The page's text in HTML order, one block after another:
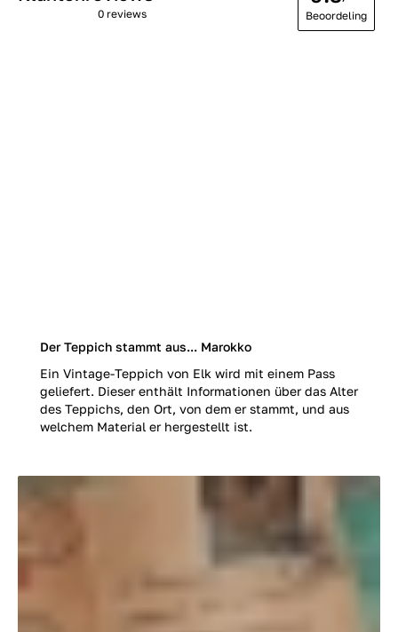
Der Teppich stammt aus... Marokko
Ein Vintage-Teppich von Elk wird mit einem Pass
geliefert. Dieser enthält Informationen über das Alter
des Teppichs, den Ort, von dem er stammt, und aus
welchem Material er hergestellt ist.
0 reviews Beoordeling